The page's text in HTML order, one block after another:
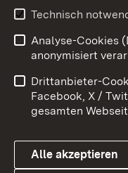
Youtube
Benutzungshinweise
Datenschutz
Technisch
Analyse-Cookies
anonymisiert
Drittanbieter-
Facebook, X /
gesamten
Alle akzeptieren